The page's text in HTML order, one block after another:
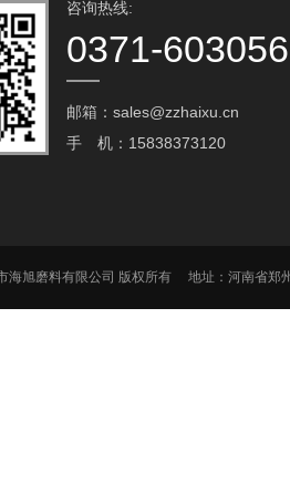
咨询热线:
0371-
邮箱：sales@zzhaixu.cn
手 机：15838373120
海旭磨料有限公司 版权所有 地址：河南省